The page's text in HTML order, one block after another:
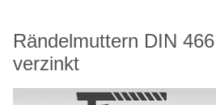
Rändelmuttern DIN
verzinkt